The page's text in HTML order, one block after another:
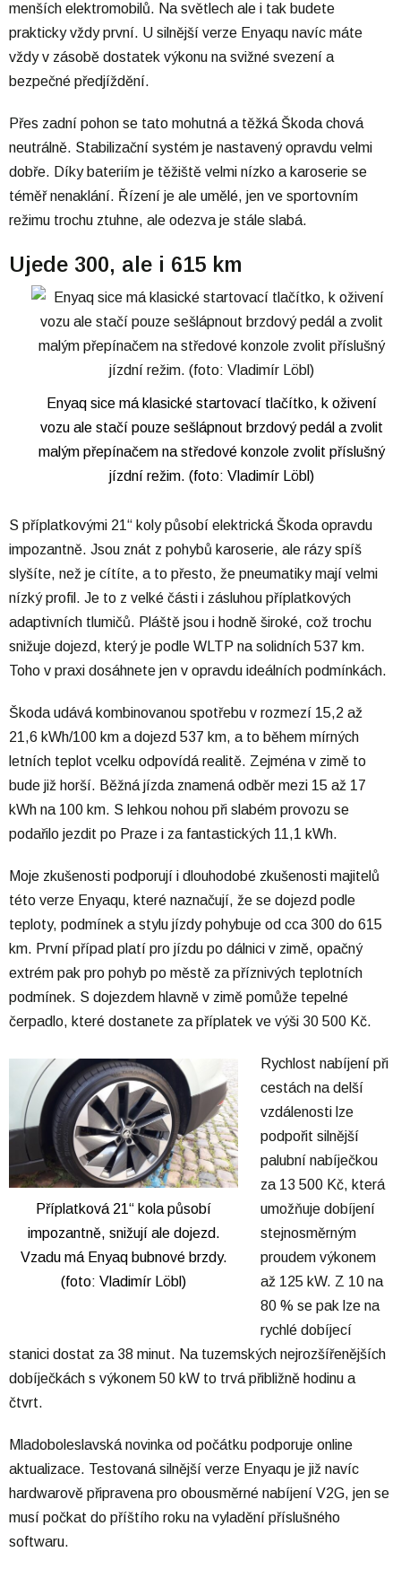
menších elektromobilů. Na světlech ale i tak budete
prakticky vždy první. U silnější verze Enyaqu navíc máte
vždy v zásobě dostatek výkonu na svižné svezení a
bezpečné předjíždění.
Přes zadní pohon se tato mohutná a těžká Škoda chová
neutrálně. Stabilizační systém je nastavený opravdu velmi
dobře. Díky bateriím je těžiště velmi nízko a karoserie se
téměř nenaklání. Řízení je ale umělé, jen ve sportovním
režimu trochu ztuhne, ale odezva je stále slabá.
Ujede 300, ale i 615 km
Enyaq sice má klasické startovací tlačítko, k oživení
vozu ale stačí pouze sešlápnout brzdový pedál a zvolit
malým přepínačem na středové konzole zvolit příslušný
jízdní režim. (foto: Vladimír Löbl)
S příplatkovými 21“ koly působí elektrická Škoda opravdu
impozantně. Jsou znát z pohybů karoserie, ale rázy spíš
slyšíte, než je cítíte, a to přesto, že pneumatiky mají velmi
nízký profil. Je to z velké části i zásluhou příplatkových
adaptivních tlumičů. Pláště jsou i hodně široké, což trochu
snižuje dojezd, který je podle WLTP na solidních 537 km.
Toho v praxi dosáhnete jen v opravdu ideálních podmínkách.
Škoda udává kombinovanou spotřebu v rozmezí 15,2 až
21,6 kWh/100 km a dojezd 537 km, a to během mírných
letních teplot vcelku odpovídá realitě. Zejména v zimě to
bude již horší. Běžná jízda znamená odběr mezi 15 až 17
kWh na 100 km. S lehkou nohou při slabém provozu se
podařilo jezdit po Praze i za fantastických 11,1 kWh.
Moje zkušenosti podporují i dlouhodobé zkušenosti majitelů
této verze Enyaqu, které naznačují, že se dojezd podle
teploty, podmínek a stylu jízdy pohybuje od cca 300 do 615
km. První případ platí pro jízdu po dálnici v zimě, opačný
extrém pak pro pohyb po městě za příznivých teplotních
podmínek. S dojezdem hlavně v zimě pomůže tepelné
čerpadlo, které dostanete za příplatek ve výši 30 500 Kč.
Příplatková 21“ kola působí
impozantně, snižují ale dojezd.
Vzadu má Enyaq bubnové brzdy.
(foto: Vladimír Löbl)
Rychlost nabíjení při
cestách na delší
vzdálenosti lze
podpořit silnější
palubní nabíječkou
za 13 500 Kč, která
umožňuje dobíjení
stejnosměrným
proudem výkonem
až 125 kW. Z 10 na
80 % se pak lze na
rychlé dobíjecí
stanici dostat za 38 minut. Na tuzemských nejrozšířenějších
dobíječkách s výkonem 50 kW to trvá přibližně hodinu a
čtvrt.
Mladoboleslavská novinka od počátku podporuje online
aktualizace. Testovaná silnější verze Enyaqu je již navíc
hardwarově připravena pro obousměrné nabíjení V2G, jen se
musí počkat do příštího roku na vyladění příslušného
softwaru.